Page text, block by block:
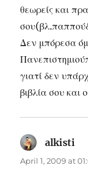
θεωρείς και
Δεν μπόρεσα
γιατί δεν
βιβλία σου και
alkisti
April 1, 2009 at